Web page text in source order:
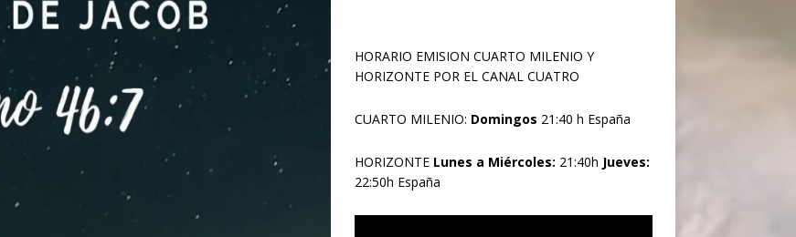
HORARIO EMISION CUARTO MILENIO Y
HORIZONTE POR EL CANAL CUATRO
CUARTO MILENIO: Domingos 21:40 h España
HORIZONTE Lunes a Miércoles: 21:40h Jueves:
22:50h España